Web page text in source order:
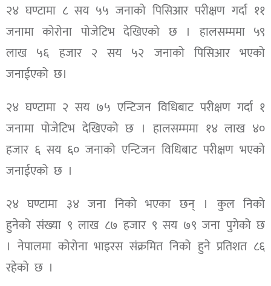
२४ घण्टामा ८ सय ५५ जनाको पिसिआर परीक्षण गर्दा ११
जनामा कोरोना पोजेटिभ देखिएको छ । हालसम्ममा ५९
लाख ५६ हजार २ सय ५२ जनाको पिसिआर भएको
जनाईएको छ।
२४ घण्टामा २ सय ७५ एन्टिजन विधिबाट परीक्षण गर्दा १
जनामा पोजेटिभ देखिएको छ । हालसम्ममा १४ लाख ४०
हजार ६ सय ६० जनाको एन्टिजन विधिबाट परीक्षण भएको
जनाईएको छ ।
२४ घण्टामा ३४ जना निको भएका छन् । कुल निको
हुनेको संख्या ९ लाख ८७ हजार ९ सय ७९ जना पुगेको छ
। नेपालमा कोरोना भाइरस संक्रमित निको हुने प्रतिशत ८६
रहेको छ ।